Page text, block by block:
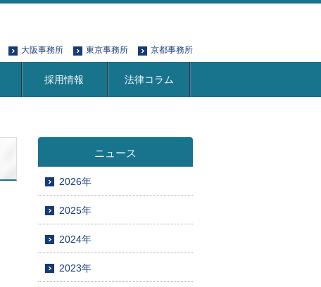
大阪事務所 東京事務所 京都事務所
採用情報 法律コラム
ニュース
2026年
2025年
2024年
2023年